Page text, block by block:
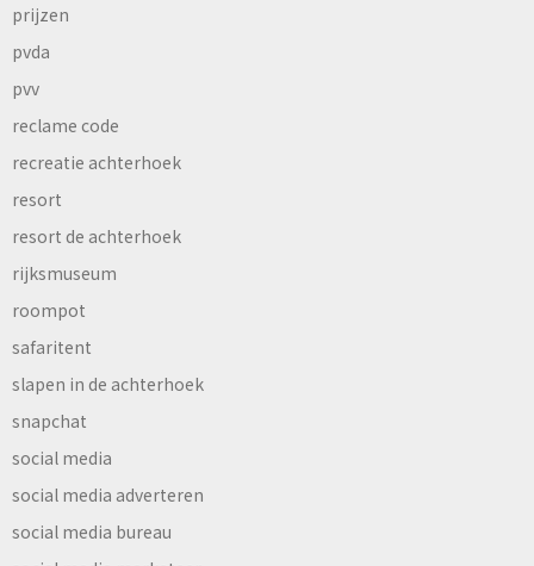
prijzen
pvda
pvv
reclame code
recreatie achterhoek
resort
resort de achterhoek
rijksmuseum
roompot
safaritent
slapen in de achterhoek
snapchat
social media
social media adverteren
social media bureau